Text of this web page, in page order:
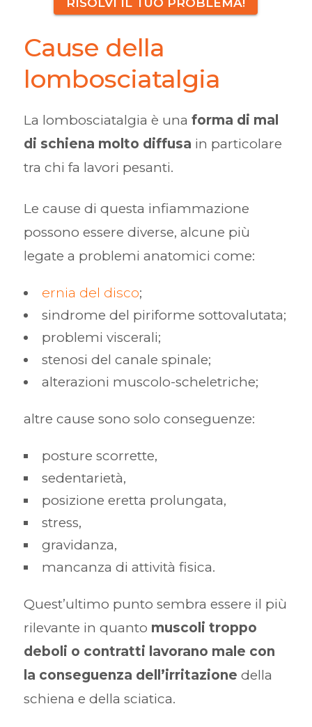
Cause della
lombosciatalgia
La lombosciatalgia è una forma di mal
di schiena molto diffusa in particolare
tra chi fa lavori pesanti.
Le cause di questa infiammazione
possono essere diverse, alcune più
legate a problemi anatomici come:
ernia del disco;
sindrome del piriforme sottovalutata;
problemi viscerali;
stenosi del canale spinale;
alterazioni muscolo-scheletriche;
altre cause sono solo conseguenze:
posture scorrette,
sedentarietà,
posizione eretta prolungata,
stress,
gravidanza,
mancanza di attività fisica.
Quest’ultimo punto sembra essere il più
rilevante in quanto muscoli troppo
deboli o contratti lavorano male con
la conseguenza dell’irritazione della
schiena e della sciatica.